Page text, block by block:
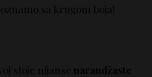
sa krugom boja!
stoje nijanse narandžaste